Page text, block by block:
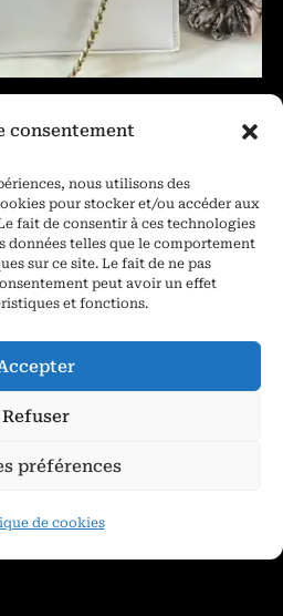
consentement
nous utilisons des
pour stocker et/ou accéder aux
fait de consentir à ces technologies
données telles que le comportement
sur ce site. Le fait de ne pas
peut avoir un effet
et fonctions.
Refuser
préférences
de cookies
au panier